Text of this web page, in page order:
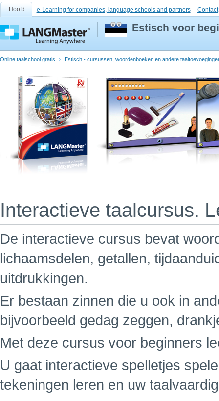
Hoofd e-Learning for companies, language schools and partners Contact
Estisch voor
Online taalschool gratis Estisch - cursussen, woordenboeken en andere
Interactieve taalcursus.
De interactieve cursus bevat
lichaamsdelen, getallen,
uitdrukkingen.
Er bestaan zinnen die u ook in
bijvoorbeeld gedag zeggen,
Met deze cursus voor beginners
U gaat interactieve spelletjes
tekeningen leren en uw